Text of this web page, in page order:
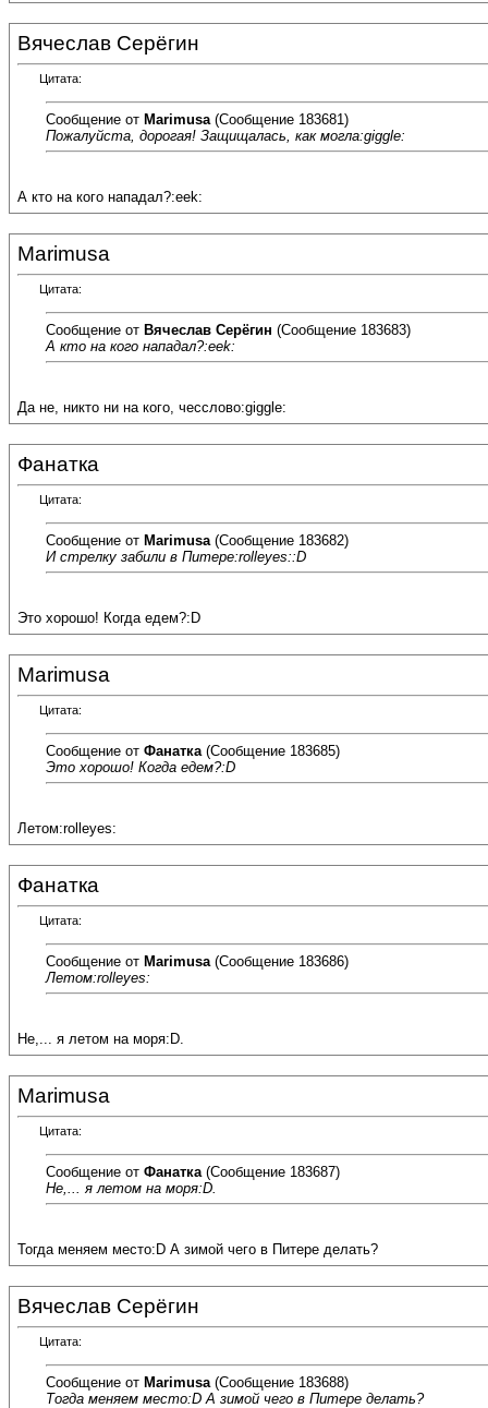
Вячеслав Серёгин
Цитата:
Сообщение от Marimusa (Сообщение 183681)
Пожалуйста, дорогая! Защищалась, как могла:giggle:
А кто на кого нападал?:eek:
Marimusa
Цитата:
Сообщение от Вячеслав Серёгин (Сообщение 183683)
А кто на кого нападал?:eek:
Да не, никто ни на кого, чесслово:giggle:
Фанатка
Цитата:
Сообщение от Marimusa (Сообщение 183682)
И стрелку забили в Питере:rolleyes::D
Это хорошо! Когда едем?:D
Marimusa
Цитата:
Сообщение от Фанатка (Сообщение 183685)
Это хорошо! Когда едем?:D
Летом:rolleyes:
Фанатка
Цитата:
Сообщение от Marimusa (Сообщение 183686)
Летом:rolleyes:
Не,... я летом на моря:D.
Marimusa
Цитата:
Сообщение от Фанатка (Сообщение 183687)
Не,... я летом на моря:D.
Тогда меняем место:D А зимой чего в Питере делать?
Вячеслав Серёгин
Цитата:
Сообщение от Marimusa (Сообщение 183688)
Тогда меняем место:D А зимой чего в Питере делать?